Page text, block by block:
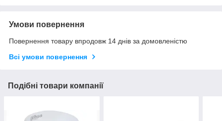
Умови повернення
Повернення товару впродовж 14 днів за домовленістю
Всі умови повернення
Подібні товари компанії